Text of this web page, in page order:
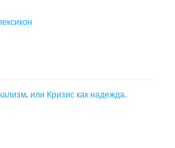
или Кризис как надежда.